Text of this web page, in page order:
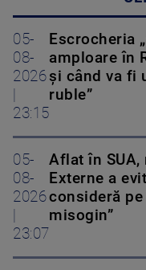
05-
08-
2026
23:15
Escrocheria
amploare în
și când va fi
ruble”
05-
08-
2026
23:07
Aflat în
Externe a
consideră
misogin”